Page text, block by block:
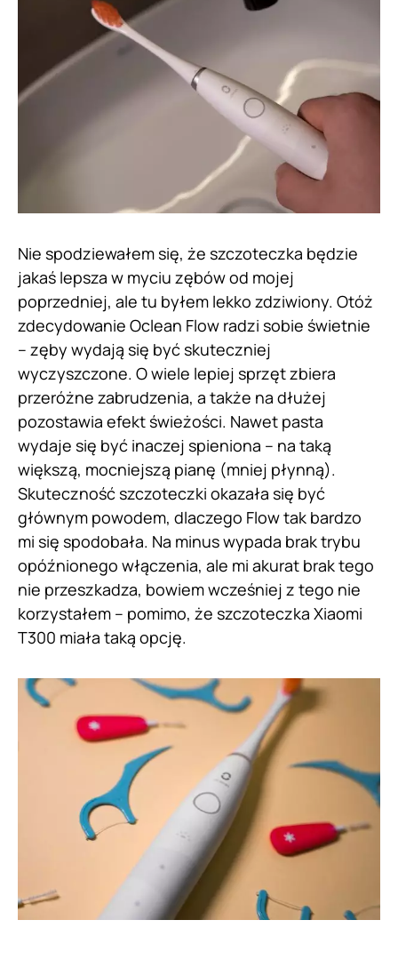
Nie spodziewałem się, że szczoteczka będzie
jakaś lepsza w myciu zębów od mojej
poprzedniej, ale tu byłem lekko zdziwiony. Otóż
zdecydowanie Oclean Flow radzi sobie świetnie
– zęby wydają się być skuteczniej
wyczyszczone. O wiele lepiej sprzęt zbiera
przeróżne zabrudzenia, a także na dłużej
pozostawia efekt świeżości. Nawet pasta
wydaje się być inaczej spieniona – na taką
większą, mocniejszą pianę (mniej płynną).
Skuteczność szczoteczki okazała się być
głównym powodem, dlaczego Flow tak bardzo
mi się spodobała. Na minus wypada brak trybu
opóźnionego włączenia, ale mi akurat brak tego
nie przeszkadza, bowiem wcześniej z tego nie
korzystałem – pomimo, że szczoteczka Xiaomi
T300 miała taką opcję.